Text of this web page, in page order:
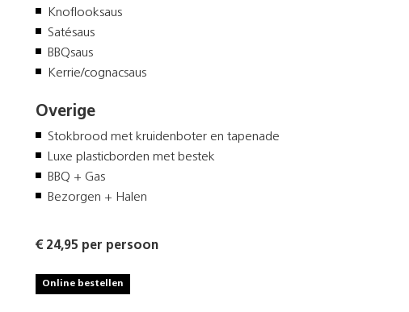
Knoflooksaus
Satésaus
BBQsaus
Kerrie/cognacsaus
Overige
Stokbrood met kruidenboter en tapenade
Luxe plasticborden met bestek
BBQ + Gas
Bezorgen + Halen
€ 24,95 per persoon
Online bestellen